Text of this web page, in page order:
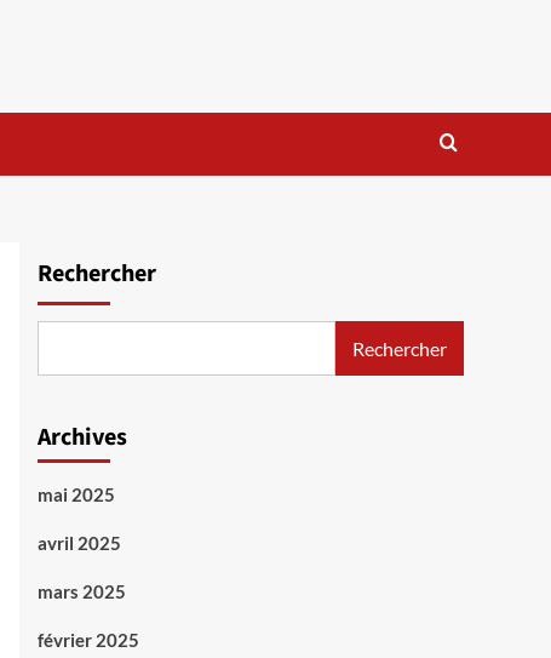
Rechercher
Rechercher
Archives
mai 2025
avril 2025
mars 2025
février 2025